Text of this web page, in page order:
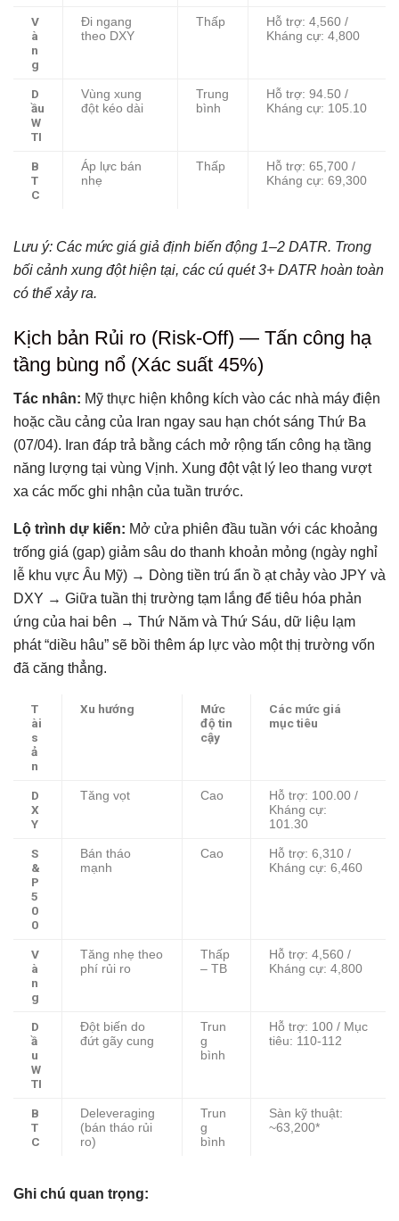
V
à
n
g
Đi ngang
theo DXY
Thấp
Hỗ trợ: 4,560 /
Kháng cự: 4,800
D
ầu
W
TI
Vùng xung
đột kéo dài
Trung
bình
Hỗ trợ: 94.50 /
Kháng cự: 105.10
B
T
C
Áp lực bán
nhẹ
Thấp
Hỗ trợ: 65,700 /
Kháng cự: 69,300
Lưu ý: Các mức giá giả định biến động 1–2 DATR. Trong
bối cảnh xung đột hiện tại, các cú quét 3+ DATR hoàn toàn
có thể xảy ra.
Kịch bản Rủi ro (Risk-Off) — Tấn công hạ
tầng bùng nổ (Xác suất 45%)
Tác nhân: Mỹ thực hiện không kích vào các nhà máy điện
hoặc cầu cảng của Iran ngay sau hạn chót sáng Thứ Ba
(07/04). Iran đáp trả bằng cách mở rộng tấn công hạ tầng
năng lượng tại vùng Vịnh. Xung đột vật lý leo thang vượt
xa các mốc ghi nhận của tuần trước.
Lộ trình dự kiến: Mở cửa phiên đầu tuần với các khoảng
trống giá (gap) giảm sâu do thanh khoản mỏng (ngày nghỉ
lễ khu vực Âu Mỹ) → Dòng tiền trú ẩn ồ ạt chảy vào JPY và
DXY → Giữa tuần thị trường tạm lắng để tiêu hóa phản
ứng của hai bên → Thứ Năm và Thứ Sáu, dữ liệu lạm
phát “diều hâu” sẽ bồi thêm áp lực vào một thị trường vốn
đã căng thẳng.
T
ài
s
ả
n
Xu hướng
Mức
độ tin
cậy
Các mức giá
mục tiêu
D
X
Y
Tăng vọt Cao
Hỗ trợ: 100.00 /
Kháng cự:
101.30
S
&
P
5
0
0
Bán tháo
mạnh
Cao
Hỗ trợ: 6,310 /
Kháng cự: 6,460
V
à
n
g
Tăng nhẹ theo
phí rủi ro
Thấp
– TB
Hỗ trợ: 4,560 /
Kháng cự: 4,800
D
ầ
u
W
TI
Đột biến do
đứt gãy cung
Trun
g
bình
Hỗ trợ: 100 / Mục
tiêu: 110-112
B
T
C
Deleveraging
(bán tháo rủi
ro)
Trun
g
bình
Sàn kỹ thuật:
~63,200*
Ghi chú quan trọng: